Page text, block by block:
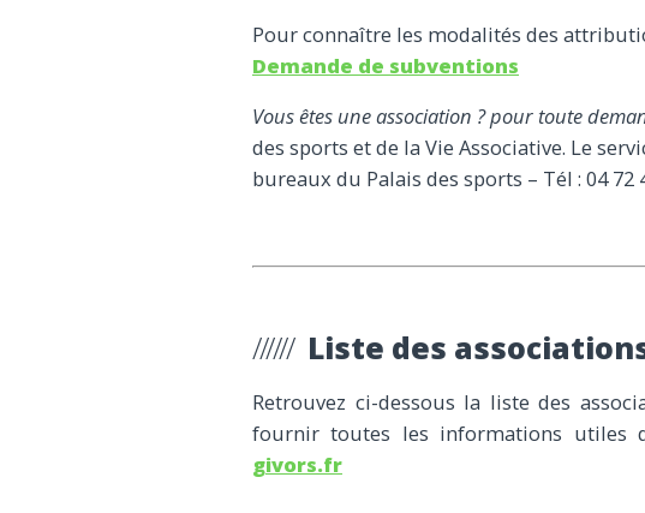
Pour connaître les modalités des
Demande de subventions
Vous êtes une association ? pour toute
des sports et de la Vie Associative. Le
bureaux du Palais des sports – Tél : 04
Liste des
Retrouvez ci-dessous la liste des
fournir toutes les informations utiles
givors.fr